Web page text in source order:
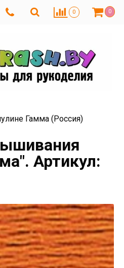
0 0
Гамма (Россия)
Артикул: